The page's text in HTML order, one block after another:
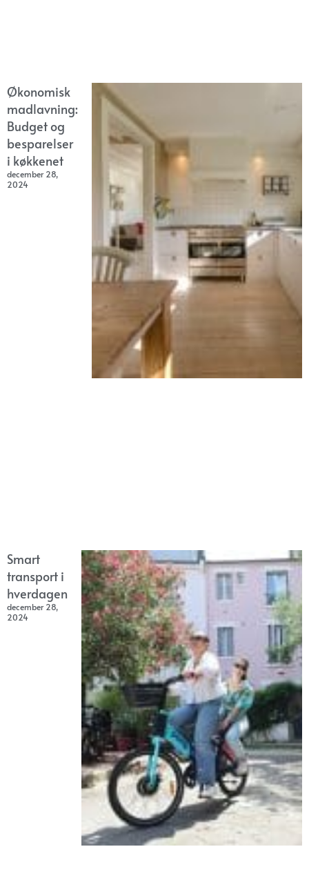
Økonomisk
madlavning:
Budget og
besparelser
i køkkenet
december 28,
2024
Smart
transport i
hverdagen
december 28,
2024